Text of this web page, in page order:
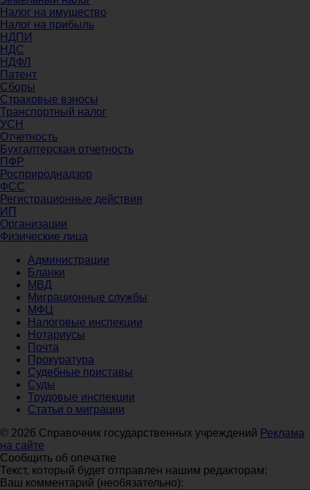
Налог на имущество
Налог на прибыль
НДПИ
НДС
НДФЛ
Патент
Сборы
Страховые взносы
Транспортный налог
УСН
Отчетность
Бухгалтерская отчетность
ПФР
Росприроднадзор
ФСС
Регистрационные действия
ИП
Организации
Физические лица
Администрации
Бланки
МВД
Миграционные службы
МФЦ
Налоговые инспекции
Нотариусы
Почта
Прокуратура
Судебные приставы
Суды
Трудовые инспекции
Статьи о миграции
© 2026 Справочник государственных учреждений Реклама
на сайте
Сообщить об опечатке
Текст, который будет отправлен нашим редакторам:
Ваш комментарий (необязательно):